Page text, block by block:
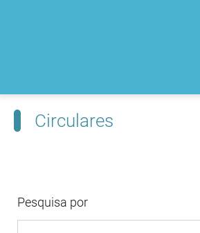
Circulares
Pesquisa por